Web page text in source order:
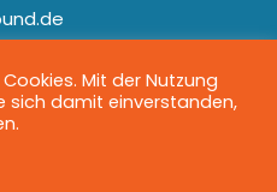
Mit der Nutzung
sich damit einverstanden,